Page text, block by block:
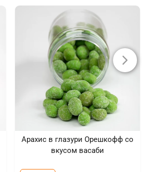
Арахис в глазури Орешкофф со
вкусом васаби